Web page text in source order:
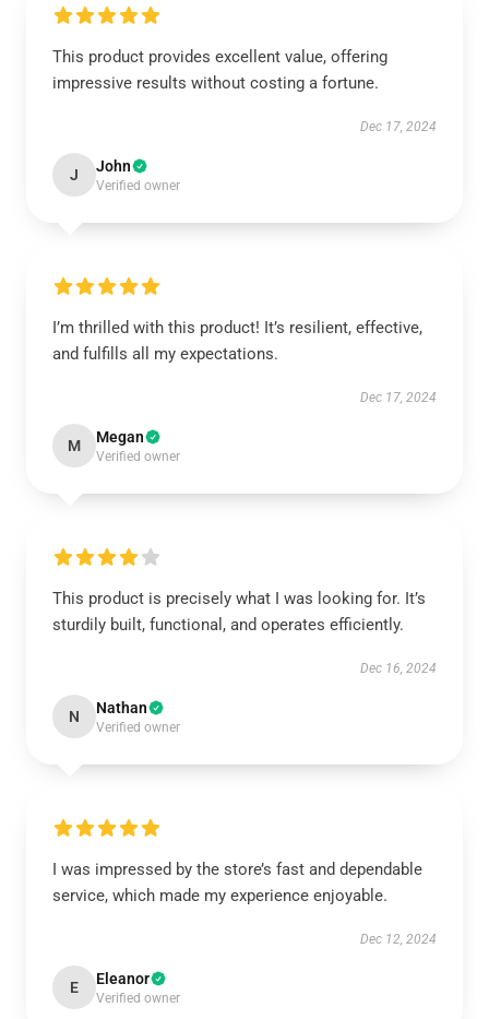
This product provides excellent value, offering
impressive results without costing a fortune.
Dec 17, 2024
J John
Verified owner
I’m thrilled with this product! It’s resilient, effective,
and fulfills all my expectations.
Dec 17, 2024
M Megan
Verified owner
This product is precisely what I was looking for. It’s
sturdily built, functional, and operates efficiently.
Dec 16, 2024
N Nathan
Verified owner
I was impressed by the store’s fast and dependable
service, which made my experience enjoyable.
Dec 12, 2024
E Eleanor
Verified owner